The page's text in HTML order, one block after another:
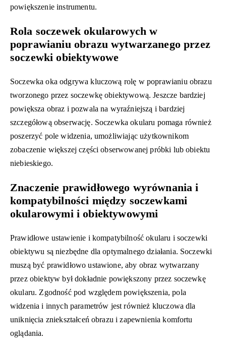
powiększenie instrumentu.
Rola soczewek okularowych w
poprawianiu obrazu wytwarzanego przez
soczewki obiektywowe
Soczewka oka odgrywa kluczową rolę w poprawianiu obrazu
tworzonego przez soczewkę obiektywową. Jeszcze bardziej
powiększa obraz i pozwala na wyraźniejszą i bardziej
szczegółową obserwację. Soczewka okularu pomaga również
poszerzyć pole widzenia, umożliwiając użytkownikom
zobaczenie większej części obserwowanej próbki lub obiektu
niebieskiego.
Znaczenie prawidłowego wyrównania i
kompatybilności między soczewkami
okularowymi i obiektywowymi
Prawidłowe ustawienie i kompatybilność okularu i soczewki
obiektywu są niezbędne dla optymalnego działania. Soczewki
muszą być prawidłowo ustawione, aby obraz wytwarzany
przez obiektyw był dokładnie powiększony przez soczewkę
okularu. Zgodność pod względem powiększenia, pola
widzenia i innych parametrów jest również kluczowa dla
uniknięcia zniekształceń obrazu i zapewnienia komfortu
oglądania.